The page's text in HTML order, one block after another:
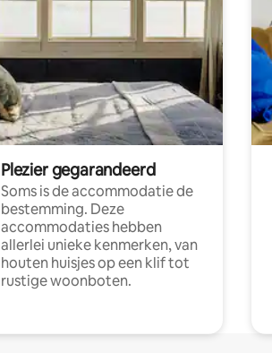
Plezier gegarandeerd
Soms is de accommodatie de
bestemming. Deze
accommodaties hebben
allerlei unieke kenmerken, van
houten huisjes op een klif tot
rustige woonboten.